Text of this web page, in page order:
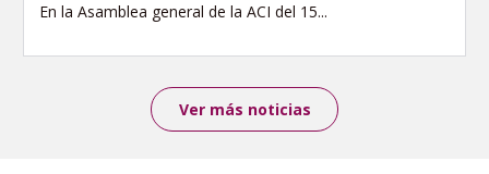
En la Asamblea general de la ACI del 15...
Ver más noticias